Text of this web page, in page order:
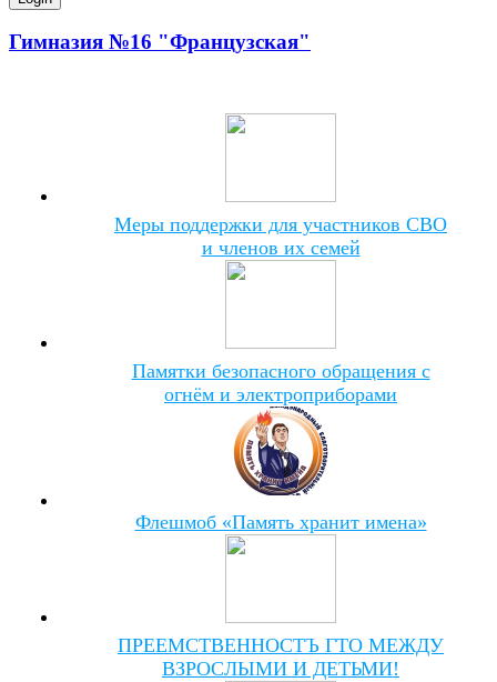
Гимназия №16 "Французская"
Меры поддержки для участников СВО
и членов их семей
Памятки безопасного обращения с
огнём и электроприборами
Флешмоб «Память хранит имена»
ПРЕЕМСТВЕННОСТЪ ГТО МЕЖДУ
ВЗРОСЛЫМИ И ДЕТЬМИ!